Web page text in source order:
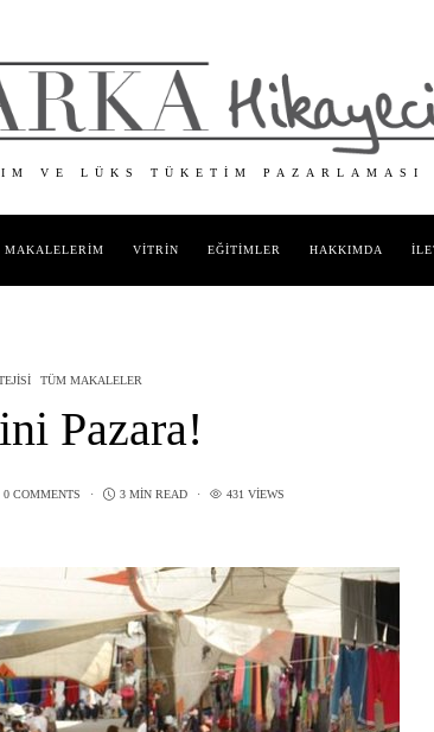
VE LÜKS TÜKETIM PAZARLAMASI
MAKALELERIM VITRIN EĞITIMLER HAKKIMDA
TÜM MAKALELER
Pazara!
0 COMMENTS 3 MIN READ 431 VIEWS